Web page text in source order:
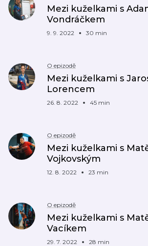
Mezi kuželkami s
Vondráčkem
9. 9. 2022 30 min
O epizodě
Mezi kuželkami s
Lorencem
26. 8. 2022 45 min
O epizodě
Mezi kuželkami s
Vojkovským
12. 8. 2022 23 min
O epizodě
Mezi kuželkami s
Vacíkem
29. 7. 2022 28 min